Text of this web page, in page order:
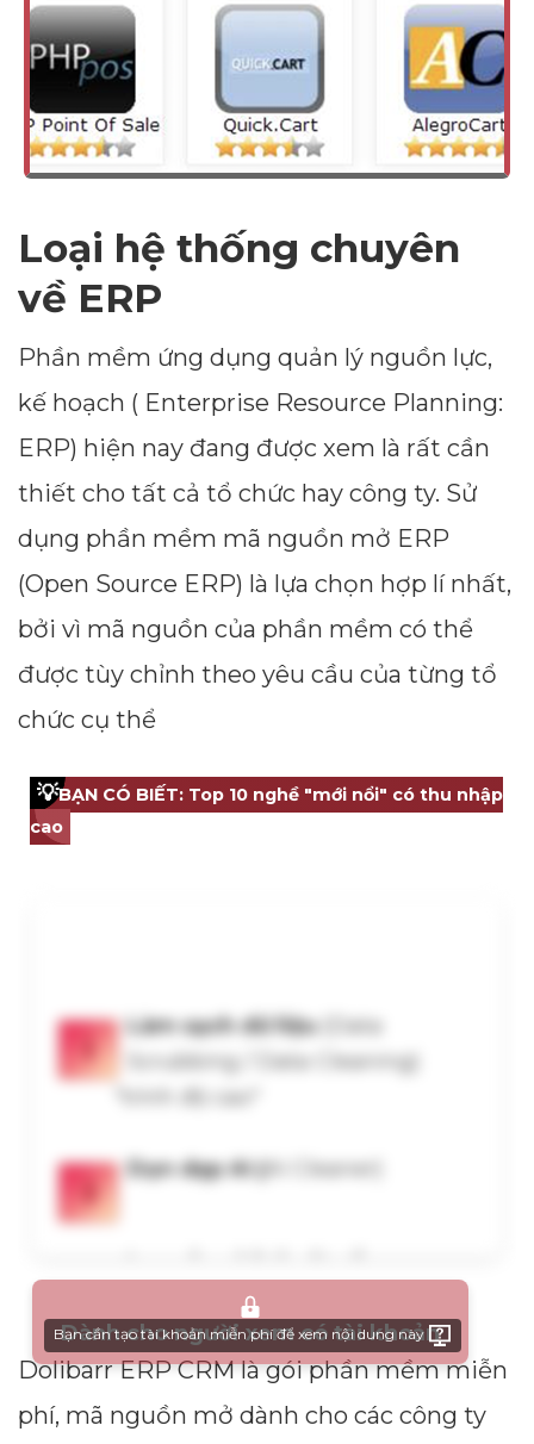
Loại hệ thống chuyên
về ERP
Phần mềm ứng dụng quản lý nguồn lực,
kế hoạch ( Enterprise Resource Planning:
ERP) hiện nay đang được xem là rất cần
thiết cho tất cả tổ chức hay công ty. Sử
dụng phần mềm mã nguồn mở ERP
(Open Source ERP) là lựa chọn hợp lí nhất,
bởi vì mã nguồn của phần mềm có thể
được tùy chỉnh theo yêu cầu của từng tổ
chức cụ thể
💡BẠN CÓ BIẾT: Top 10 nghề "mới nổi" có thu nhập
cao
Dành cho người xem có tài khoản
Bạn cần tạo tài khoản miễn phí để xem nội dung này
Dolibarr ERP CRM là gói phần mềm miễn
phí, mã nguồn mở dành cho các công ty